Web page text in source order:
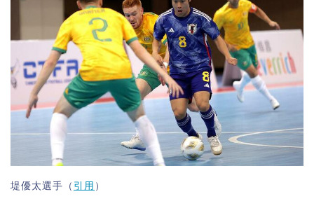
堤優太選手（ 引用 ）